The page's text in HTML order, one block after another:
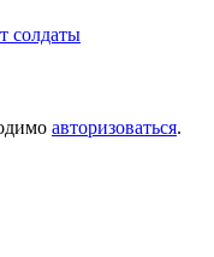
солдаты
авторизоваться.